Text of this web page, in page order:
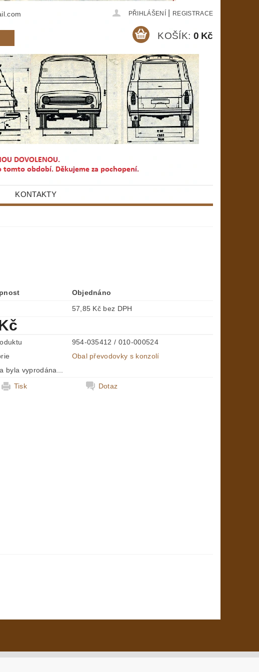
PŘIHLÁŠENÍ REGISTRACE
KOŠÍK: 0 Kč
KONTAKTY
Objednáno
57,85 Kč bez DPH
954-035412 / 010-000524
Obal převodovky s konzolí
byla vyprodána...
Tisk
Dotaz